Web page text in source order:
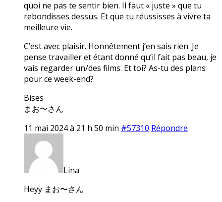
quoi ne pas te sentir bien. Il faut « juste » que tu
rebondisses dessus. Et que tu réussisses à vivre ta
meilleure vie.
C’est avec plaisir. Honnêtement j’en sais rien. Je
pense travailler et étant donné qu’il fait pas beau, je
vais regarder un/des films. Et toi? As-tu des plans
pour ce week-end?
Bises
まお〜さん
11 mai 2024 à 21 h 50 min #57310 Répondre
Lina
Heyy まお〜さん